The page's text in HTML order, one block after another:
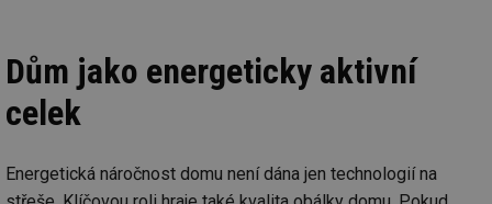
Dům jako energeticky aktivní
celek
Energetická náročnost domu není dána jen technologií na